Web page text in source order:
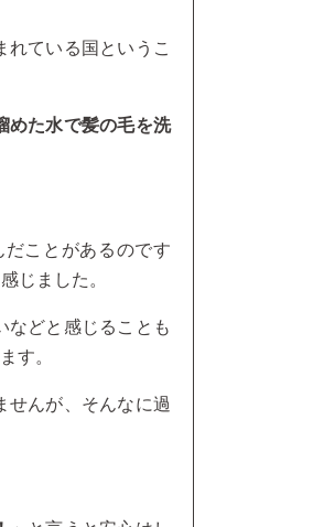
れている国というこ
めた水で髪の毛を洗
ことがあるのです
じました。
などと感じることも
す。
せんが、そんなに過